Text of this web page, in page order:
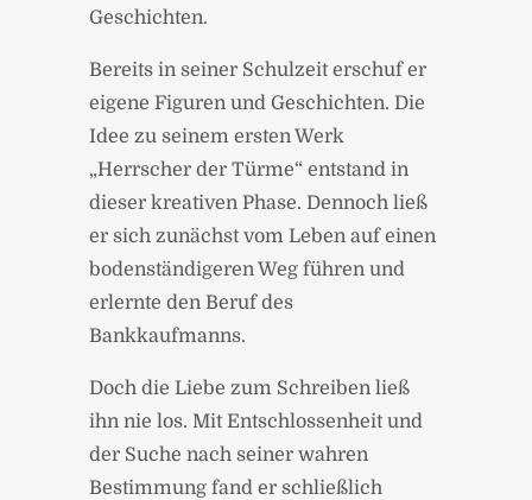
Geschichten.
Bereits in seiner Schulzeit erschuf er
eigene Figuren und Geschichten. Die
Idee zu seinem ersten Werk
„Herrscher der Türme“ entstand in
dieser kreativen Phase. Dennoch ließ
er sich zunächst vom Leben auf einen
bodenständigeren Weg führen und
erlernte den Beruf des
Bankkaufmanns.
Doch die Liebe zum Schreiben ließ
ihn nie los. Mit Entschlossenheit und
der Suche nach seiner wahren
Bestimmung fand er schließlich